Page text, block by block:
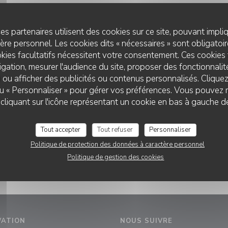
partenaires utilisent des cookies sur ce site, pouvant
personnel. Les cookies dits « nécessaires » sont
facultatifs nécessitent votre consentement. Ces
mesurer l'audience du site, proposer des
afficher des publicités ou contenus personnalisés.
« Personnaliser » pour gérer vos préférences. Vous
sur l'icône représentant un cookie en bas à gauche
Tout accepter Tout refuser
Personnaliser
Politique de protection des données à caractère personnel
Politique de gestion des cookies
LA MAISON DES TOQUES
enfant Menu 75€ Entrée, poisson, dessert Menu 95€ Entrée,
poisson, viande, fromage, dessert surprise, dessert
NOUS SUIVRE